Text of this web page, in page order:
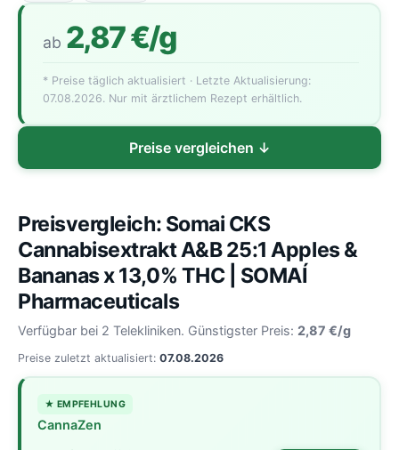
ab 2,87 €/g
* Preise täglich aktualisiert · Letzte Aktualisierung:
07.08.2026. Nur mit ärztlichem Rezept erhältlich.
Preise vergleichen ↓
Preisvergleich: Somai CKS
Cannabisextrakt A&B 25:1 Apples &
Bananas x 13,0% THC | SOMAÍ
Pharmaceuticals
Verfügbar bei 2 Telekliniken. Günstigster Preis: 2,87 €/g
Preise zuletzt aktualisiert: 07.08.2026
★ EMPFEHLUNG
CannaZen